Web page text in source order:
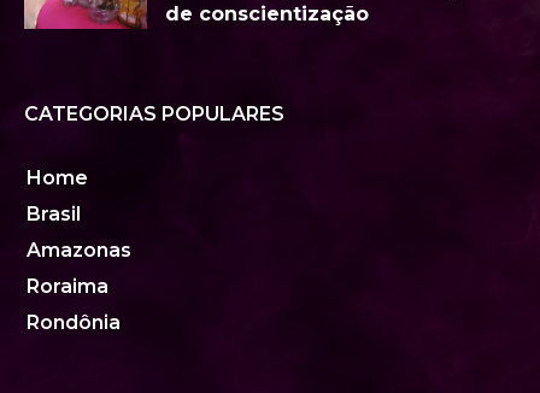
de conscientização
CATEGORIAS POPULARES
Home
Brasil
Amazonas
Roraima
Rondônia